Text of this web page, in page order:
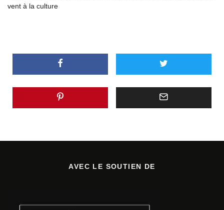
vent à la culture
AVEC LE SOUTIEN DE